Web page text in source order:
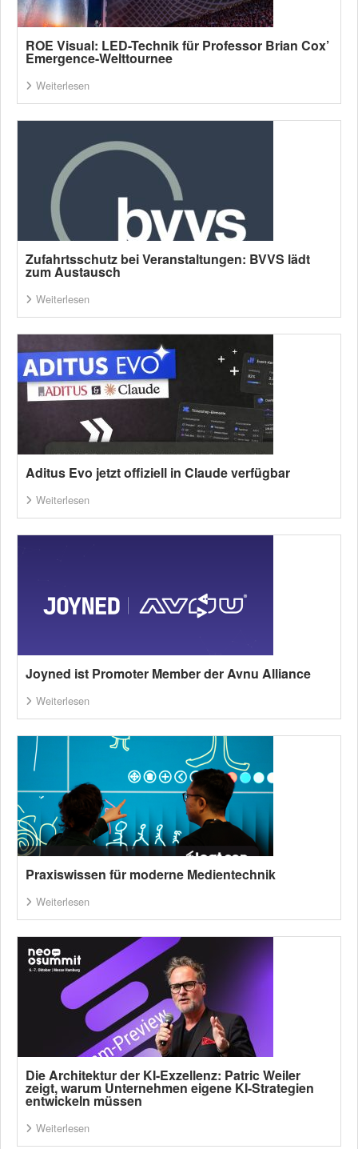
ROE Visual: LED-Technik für Professor Brian Cox’
Emergence-Welttournee
Weiterlesen
Zufahrtsschutz bei Veranstaltungen: BVVS lädt
zum Austausch
Weiterlesen
Aditus Evo jetzt offiziell in Claude verfügbar
Weiterlesen
Joyned ist Promoter Member der Avnu Alliance
Weiterlesen
Praxiswissen für moderne Medientechnik
Weiterlesen
Die Architektur der KI-Exzellenz: Patric Weiler
zeigt, warum Unternehmen eigene KI-Strategien
entwickeln müssen
Weiterlesen